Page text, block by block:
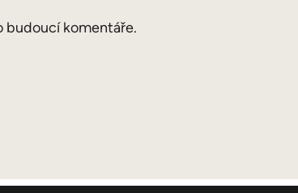
budoucí komentáře.